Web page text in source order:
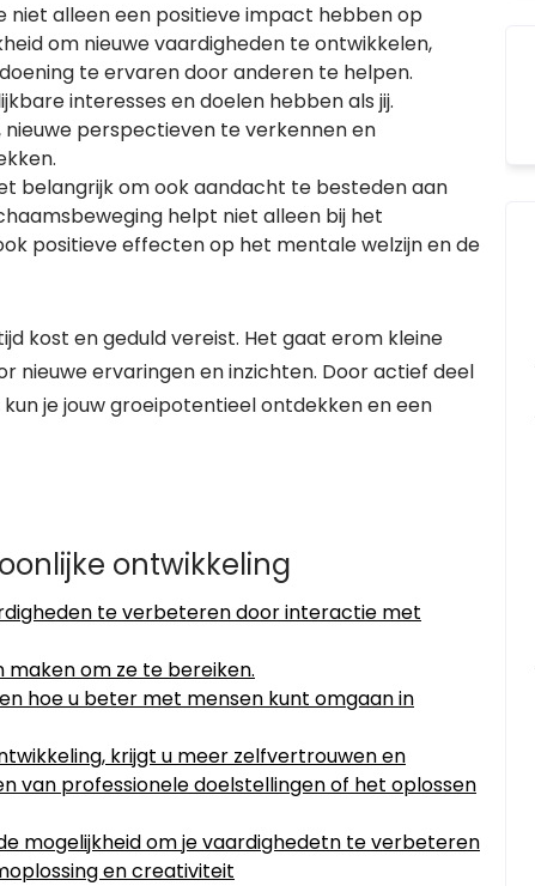
niet alleen een positieve impact hebben op
om nieuwe vaardigheden te ontwikkelen,
te ervaren door anderen te helpen.
interesses en doelen hebben als jij.
perspectieven te verkennen en
belangrijk om ook aandacht te besteden aan
helpt niet alleen bij het
positieve effecten op het mentale welzijn en de
kost en geduld vereist. Het gaat erom kleine
nieuwe ervaringen en inzichten. Door actief deel
je jouw groeipotentieel ontdekken en een
ontwikkeling
te verbeteren door interactie met
maken om ze te bereiken.
hoe u beter met mensen kunt omgaan in
krijgt u meer zelfvertrouwen en
van professionele doelstellingen of het oplossen
mogelijkheid om je vaardighedetn te verbeteren
en creativiteit